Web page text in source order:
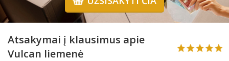
Atsakymai į klausimus apie
Vulcan liemenė